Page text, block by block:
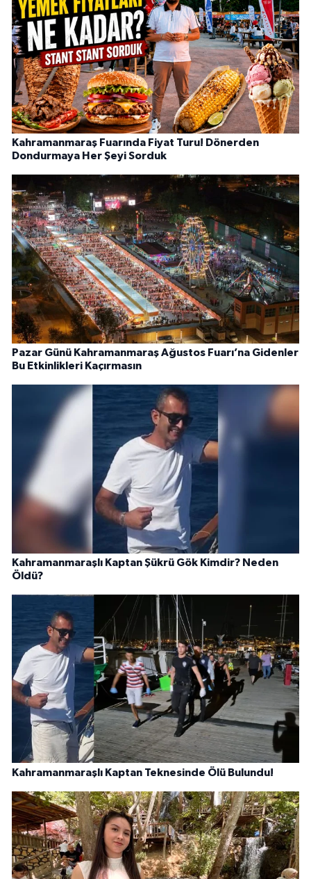
Kahramanmaraş Fuarında Fiyat Turu! Dönerden
Dondurmaya Her Şeyi Sorduk
Pazar Günü Kahramanmaraş Ağustos Fuarı’na Gidenler
Bu Etkinlikleri Kaçırmasın
Kahramanmaraşlı Kaptan Şükrü Gök Kimdir? Neden
Öldü?
Kahramanmaraşlı Kaptan Teknesinde Ölü Bulundu!